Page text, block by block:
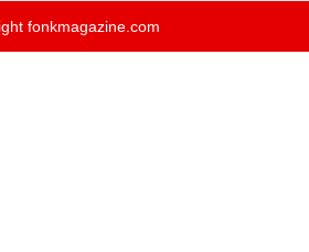
fonkmagazine.com